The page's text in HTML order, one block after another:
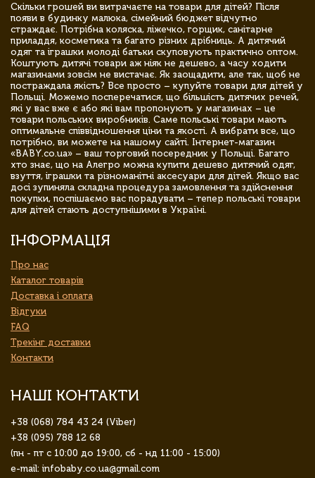
Скільки грошей ви витрачаєте на товари для дітей? Після
появи в будинку малюка, сімейний бюджет відчутно
страждає. Потрібна коляска, ліжечко, горщик, санітарне
приладдя, косметика та багато різних дрібниць. А дитячий
одяг та іграшки молоді батьки скуповують практично оптом.
Коштують дитячі товари аж ніяк не дешево, а часу ходити
магазинами зовсім не вистачає. Як заощадити, але так, щоб не
постраждала якість? Все просто – купуйте товари для дітей у
Польщі. Можемо посперечатися, що більшість дитячих речей,
які у вас вже є або які вам пропонують у магазинах – це
товари польських виробників. Саме польські товари мають
оптимальне співвідношення ціни та якості. А вибрати все, що
потрібно, ви можете на нашому сайті. Інтернет-магазин
«BABY.co.ua» – ваш торговий посередник у Польщі. Багато
хто знає, що на Алегро можна купити дешево дитячий одяг,
взуття, іграшки та різноманітні аксесуари для дітей. Якщо вас
досі зупиняла складна процедура замовлення та здійснення
покупки, поспішаємо вас порадувати – тепер польські товари
для дітей стають доступнішими в Україні.
ІНФОРМАЦІЯ
Про нас
Каталог товарів
Доставка і оплата
Відгуки
FAQ
Трекінг доставки
Контакти
НАШІ КОНТАКТИ
+38 (068) 784 43 24 (Viber)
+38 (095) 788 12 68
(пн - пт с 10:00 до 19:00, сб - нд 11:00 - 15:00)
e-mail: infobaby.co.ua@gmail.com